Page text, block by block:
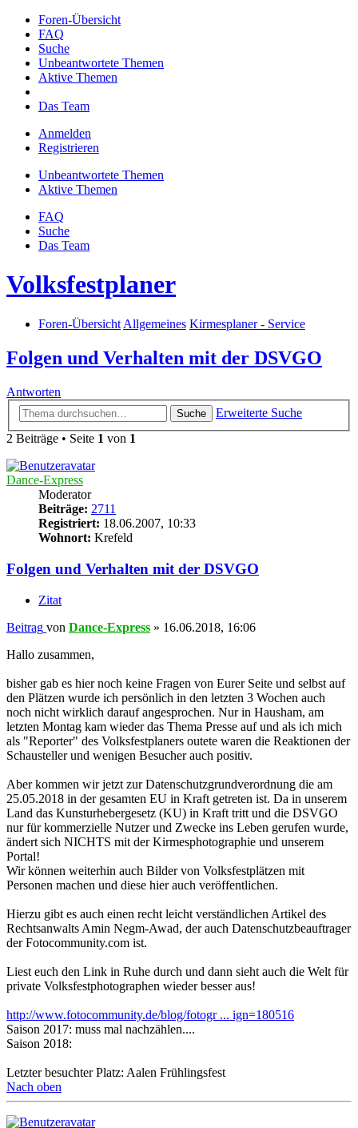
Foren-Übersicht
FAQ
Suche
Unbeantwortete Themen
Aktive Themen
Das Team
Anmelden
Registrieren
Unbeantwortete Themen
Aktive Themen
FAQ
Suche
Das Team
Volksfestplaner
Foren-Übersicht Allgemeines Kirmesplaner - Service
Folgen und Verhalten mit der DSVGO
Antworten
Suche
Erweiterte Suche
2 Beiträge • Seite 1 von 1
Dance-Express
Moderator
Beiträge: 2711
Registriert: 18.06.2007, 10:33
Wohnort: Krefeld
Folgen und Verhalten mit der DSVGO
Zitat
Beitrag von Dance-Express » 16.06.2018, 16:06
Hallo zusammen,
bisher gab es hier noch keine Fragen von Eurer Seite und selbst auf
den Plätzen wurde ich persönlich in den letzten 3 Wochen auch
noch nicht wirklich darauf angesprochen. Nur in Hausham, am
letzten Montag kam wieder das Thema Presse auf und als ich mich
als "Reporter" des Volksfestplaners outete waren die Reaktionen der
Schausteller und wenigen Besucher auch positiv.
Aber kommen wir jetzt zur Datenschutzgrundverordnung die am
25.05.2018 in der gesamten EU in Kraft getreten ist. Da in unserem
Land das Kunsturhebergesetz (KU) in Kraft tritt und die DSVGO
nur für kommerzielle Nutzer und Zwecke ins Leben gerufen wurde,
ändert sich NICHTS mit der Kirmesphotographie und unserem
Portal!
Wir können weiterhin auch Bilder von Volksfestplätzen mit
Personen machen und diese hier auch veröffentlichen.
Hierzu gibt es auch einen recht leicht verständlichen Artikel des
Rechtsanwalts Amin Negm-Awad, der auch Datenschutzbeauftrager
der Fotocommunity.com ist.
Liest euch den Link in Ruhe durch und dann sieht auch die Welt für
private Volksfestphotographen wieder besser aus!
http://www.fotocommunity.de/blog/fotogr ... ign=180516
Saison 2017: muss mal nachzählen....
Saison 2018:
Letzter besuchter Platz: Aalen Frühlingsfest
Nach oben